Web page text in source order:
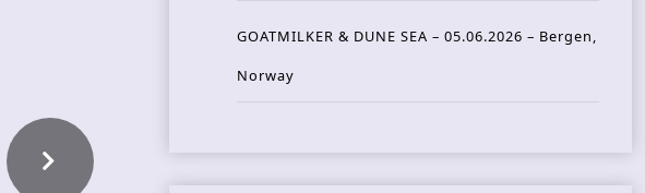
GOATMILKER & DUNE SEA – 05.06.2026 – Bergen,
Norway